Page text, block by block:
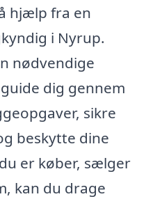
hjælp fra en
i Nyrup.
nødvendige
dig gennem
sikre
beskytte dine
er køber, sælger
kan du drage